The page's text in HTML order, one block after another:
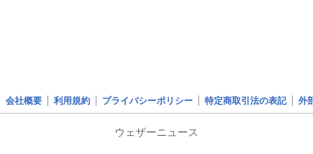
会社概要 利用規約 プライバシーポリシー 特定商取引法の表記 外
ウェザーニュース